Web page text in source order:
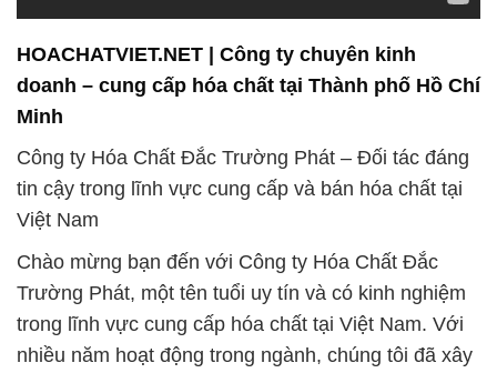
HOACHATVIET.NET | Công ty chuyên kinh
doanh – cung cấp hóa chất tại Thành phố Hồ Chí
Minh
Công ty Hóa Chất Đắc Trường Phát – Đối tác đáng
tin cậy trong lĩnh vực cung cấp và bán hóa chất tại
Việt Nam
Chào mừng bạn đến với Công ty Hóa Chất Đắc
Trường Phát, một tên tuổi uy tín và có kinh nghiệm
trong lĩnh vực cung cấp hóa chất tại Việt Nam. Với
nhiều năm hoạt động trong ngành, chúng tôi đã xây